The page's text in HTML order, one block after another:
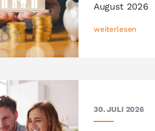
August 2026
weiterlesen
30. JULI 2026